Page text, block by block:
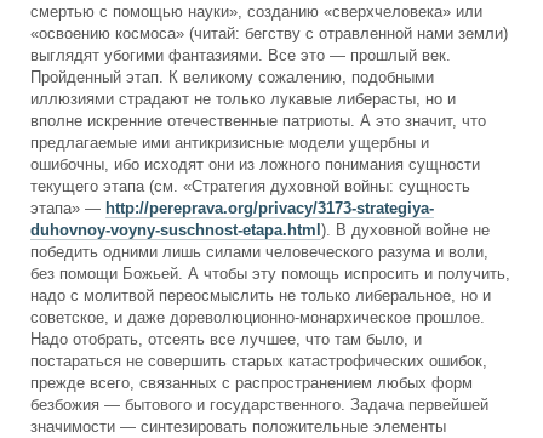
смертью с помощью науки», созданию «сверхчеловека» или
«освоению космоса» (читай: бегству с отравленной нами земли)
выглядят убогими фантазиями. Все это — прошлый век.
Пройденный этап. К великому сожалению, подобными
иллюзиями страдают не только лукавые либерасты, но и
вполне искренние отечественные патриоты. А это значит, что
предлагаемые ими антикризисные модели ущербны и
ошибочны, ибо исходят они из ложного понимания сущности
текущего этапа (см. «Стратегия духовной войны: сущность
этапа» — http://pereprava.org/privacy/3173-strategiya-
duhovnoy-voyny-suschnost-etapa.html ). В духовной войне не
победить одними лишь силами человеческого разума и воли,
без помощи Божьей. А чтобы эту помощь испросить и получить,
надо с молитвой переосмыслить не только либеральное, но и
советское, и даже дореволюционно-монархическое прошлое.
Надо отобрать, отсеять все лучшее, что там было, и
постараться не совершить старых катастрофических ошибок,
прежде всего, связанных с распространением любых форм
безбожия — бытового и государственного. Задача первейшей
значимости — синтезировать положительные элементы